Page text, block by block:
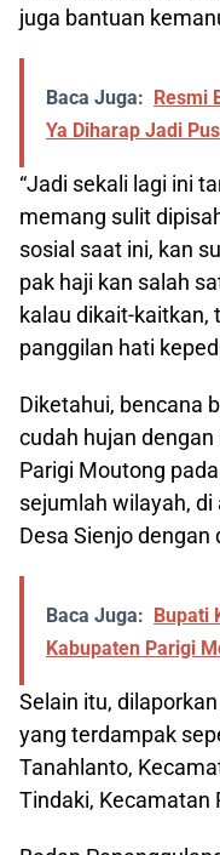
juga bantuan
Baca Juga:
Resmi
Ya Diharap Jadi
“Jadi sekali lagi ini
memang sulit
sosial saat ini, kan
pak haji kan salah
kalau dikait-kaitkan,
panggilan hati
Diketahui, bencana
cudah hujan
Parigi Moutong
sejumlah wilayah, di
Desa Sienjo
Baca Juga:
Bupati
Kabupaten Parigi
Selain itu,
yang terdampak
Tanahlanto,
Tindaki, Kecamatan